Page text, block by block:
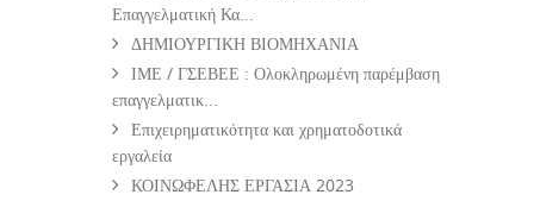
Επαγγελματική Κα...
ΔΗΜΙΟΥΡΓΙΚΗ ΒΙΟΜΗΧΑΝΙΑ
ΙΜΕ / ΓΣΕΒΕΕ : Ολοκληρωμένη παρέμβαση
επαγγελματικ...
Επιχειρηματικότητα και χρηματοδοτικά
εργαλεία
ΚΟΙΝΩΦΕΛΗΣ ΕΡΓΑΣΙΑ 2023